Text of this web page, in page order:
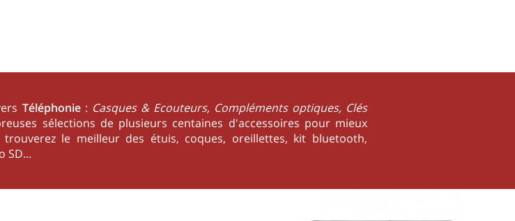
Téléphonie: Casques & Ecouteurs, Compléments optiques, Clés
sélections de plusieurs centaines d'accessoires pour mieux
le meilleur des étuis, coques, oreillettes, kit bluetooth,
SD...